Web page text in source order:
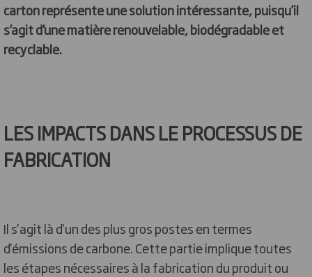
carton représente une solution intéressante, puisqu’il
s’agit d’une matière renouvelable, biodégradable et
recyclable.
LES IMPACTS DANS LE PROCESSUS DE
FABRICATION
Il s'agit là d'un des plus gros postes en termes
d'émissions de carbone. Cette partie implique toutes
les étapes nécessaires à la fabrication du produit ou